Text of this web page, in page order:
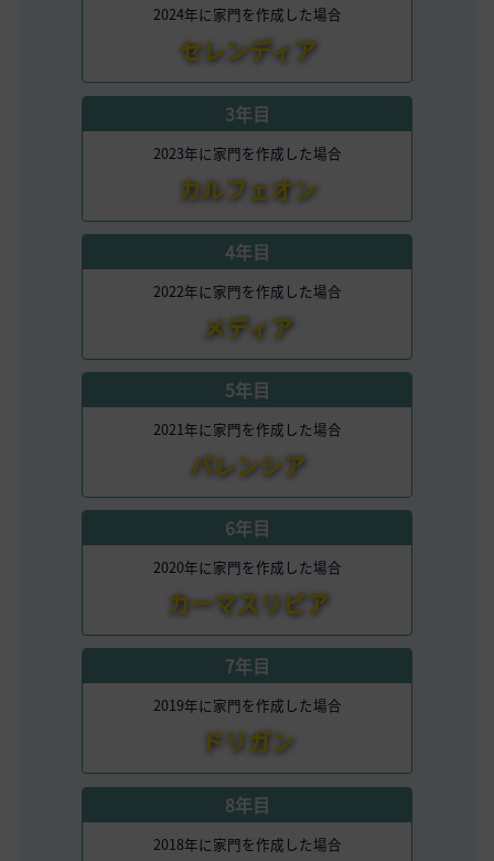
2024年に家門を作成した場合
セレンディア
3年目
2023年に家門を作成した場合
カルフェオン
4年目
2022年に家門を作成した場合
メディア
5年目
2021年に家門を作成した場合
バレンシア
6年目
2020年に家門を作成した場合
カーマスリビア
7年目
2019年に家門を作成した場合
ドリガン
8年目
2018年に家門を作成した場合